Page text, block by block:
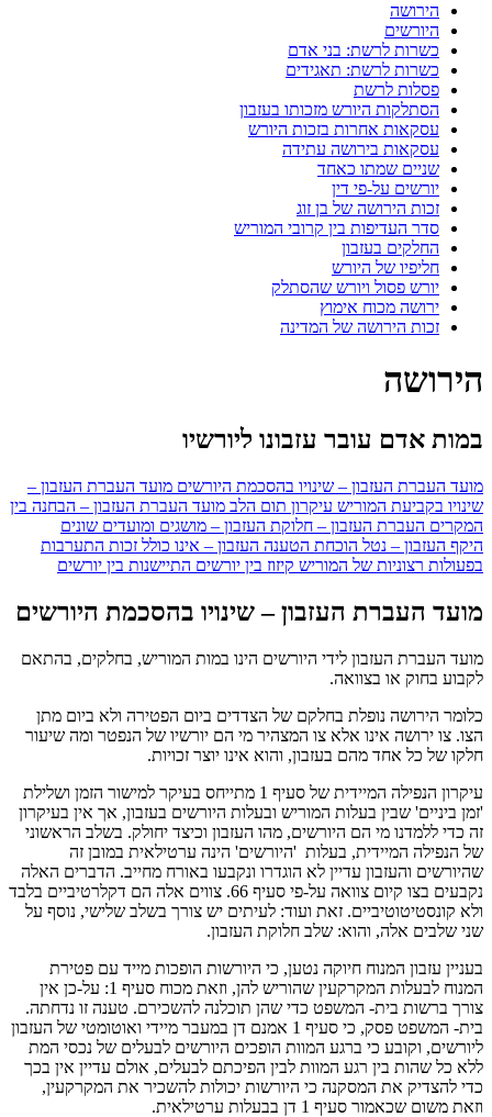
הירושה
היורשים
כשרות לרשת: בני אדם
כשרות לרשת: תאגידים
פסלות לרשת
הסתלקות היורש מזכותו בעזבון
עסקאות אחרות בזכות היורש
עסקאות בירושה עתידה
שניים שמתו כאחד
יורשים על-פי דין
זכות הירושה של בן זוג
סדר העדיפות בין קרובי המוריש
החלקים בעזבון
חליפיו של היורש
יורש פסול ויורש שהסתלק
ירושה מכוח אימוץ
זכות הירושה של המדינה
הירושה
במות אדם עובר עזבונו ליורשיו
מועד העברת העזבון – שינויו בהסכמת היורשים מועד העברת העזבון –
שינויו בקביעת המוריש עיקרון תום הלב מועד העברת העזבון – הבחנה בין
המקרים העברת העזבון – חלוקת העזבון – מושגים ומועדים שונים
היקף העזבון – נטל הוכחת הטענה העזבון – אינו כולל זכות התערבות
בפעולות רצוניות של המוריש קיזוז בין יורשים התיישנות בין יורשים
מועד העברת העזבון – שינויו בהסכמת היורשים
מועד העברת העזבון לידי היורשים הינו במות המוריש, בחלקים, בהתאם
לקבוע בחוק או בצוואה.
כלומר הירושה נופלת בחלקם של הצדדים ביום הפטירה ולא ביום מתן
הצו. צו ירושה אינו אלא צו המצהיר מי הם יורשיו של הנפטר ומה שיעור
חלקו של כל אחד מהם בעזבון, והוא אינו יוצר זכויות.
עיקרון הנפילה המיידית של סעיף 1 מתייחס בעיקר למישור הזמן ושלילת
'זמן ביניים' שבין בעלות המוריש ובעלות היורשים בעזבון, אך אין בעיקרון
זה כדי ללמדנו מי הם היורשים, מהו העזבון וכיצד יחולק. בשלב הראשוני
של הנפילה המיידית, בעלות 'היורשים' הינה ערטילאית במובן זה
שהיורשים והעזבון עדיין לא הוגדרו ונקבעו באורח מחייב. הדברים האלה
נקבעים בצו קיום צוואה על-פי סעיף 66. צווים אלה הם דקלרטיביים בלבד
ולא קונסטיטוטיביים. זאת ועוד: לעיתים יש צורך בשלב שלישי, נוסף על
שני שלבים אלה, והוא: שלב חלוקת העזבון.
בעניין עזבון המנוח חיוקה נטען, כי היורשות הופכות מייד עם פטירת
המנוח לבעלות המקרקעין שהוריש להן, וזאת מכוח סעיף 1: על-כן אין
צורך ברשות בית- המשפט כדי שהן תוכלנה להשכירם. טענה זו נדחתה.
בית- המשפט פסק, כי סעיף 1 אמנם דן במעבר מיידי ואוטומטי של העזבון
ליורשים, וקובע כי ברגע המוות הופכים היורשים לבעלים של נכסי המת
ללא כל שהות בין רגע המוות לבין הפיכתם לבעלים, אולם עדיין אין בכך
כדי להצדיק את המסקנה כי היורשות יכולות להשכיר את המקרקעין,
וזאת משום שכאמור סעיף 1 דן בבעלות ערטילאית.